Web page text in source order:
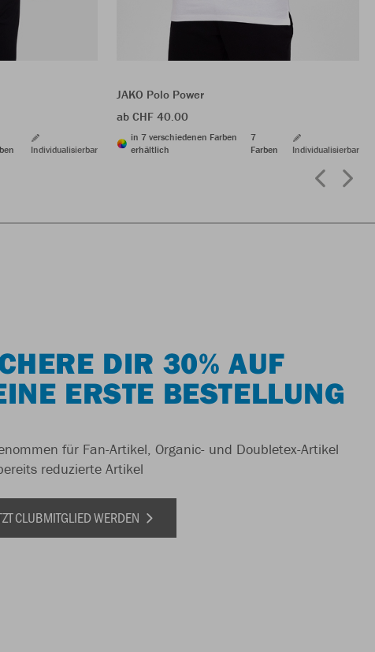
Individualisierbar
JAKO Polo Power
ab CHF 40.00
in 7 verschiedenen Farben
erhältlich
7
Farben
Individualisierbar
DIR 30% AUF
ERSTE BESTELLUNG
für Fan-Artikel, Organic- und Doubletex-Artikel
reduzierte Artikel
CLUBMITGLIED WERDEN